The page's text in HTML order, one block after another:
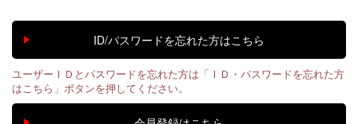
ユーザーＩＤとパスワードを忘れた方は「ＩＤ・パスワードを忘れた方
はこちら」ボタンを押してください。